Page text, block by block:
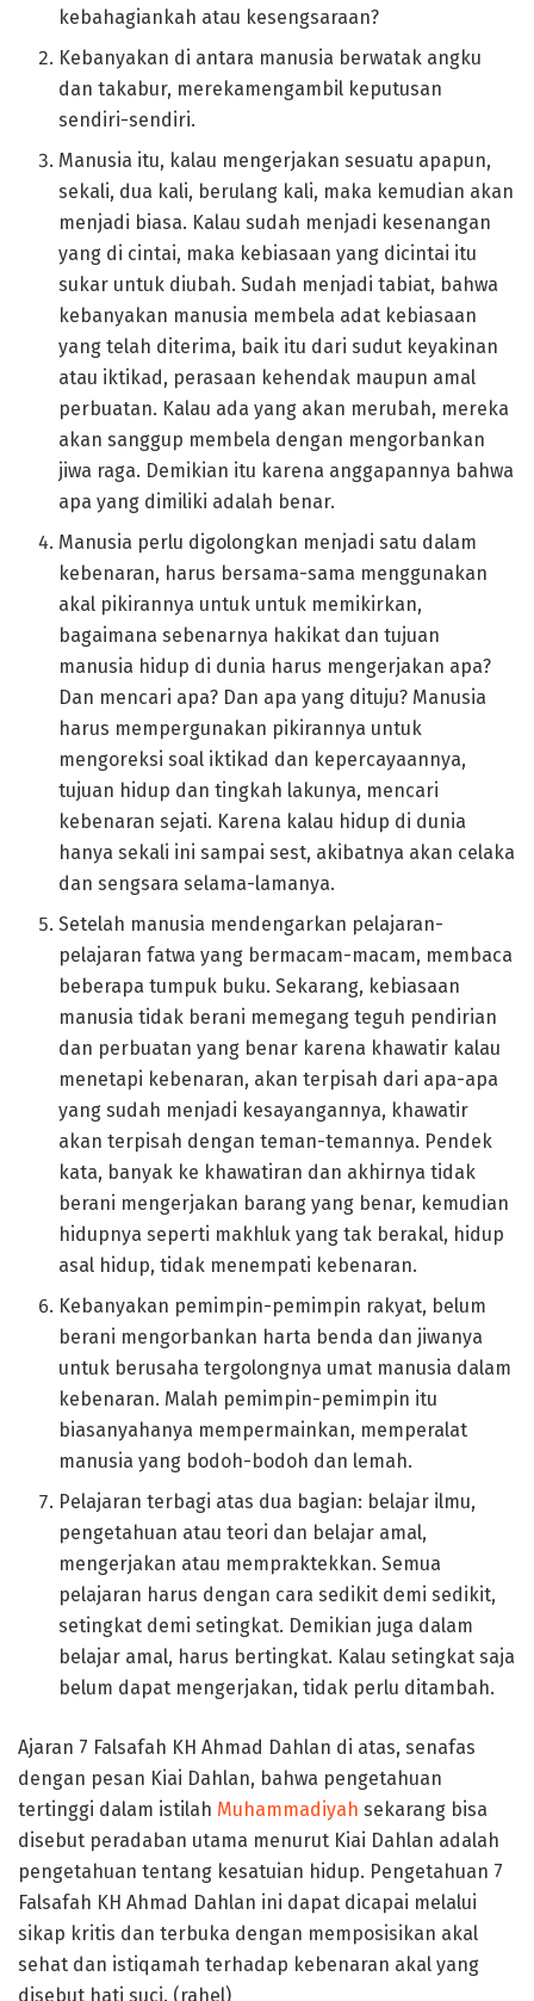
kebahagiankah atau kesengsaraan?
Kebanyakan di antara manusia berwatak angku
dan takabur, merekamengambil keputusan
sendiri-sendiri.
Manusia itu, kalau mengerjakan sesuatu apapun,
sekali, dua kali, berulang kali, maka kemudian akan
menjadi biasa. Kalau sudah menjadi kesenangan
yang di cintai, maka kebiasaan yang dicintai itu
sukar untuk diubah. Sudah menjadi tabiat, bahwa
kebanyakan manusia membela adat kebiasaan
yang telah diterima, baik itu dari sudut keyakinan
atau iktikad, perasaan kehendak maupun amal
perbuatan. Kalau ada yang akan merubah, mereka
akan sanggup membela dengan mengorbankan
jiwa raga. Demikian itu karena anggapannya bahwa
apa yang dimiliki adalah benar.
Manusia perlu digolongkan menjadi satu dalam
kebenaran, harus bersama-sama menggunakan
akal pikirannya untuk untuk memikirkan,
bagaimana sebenarnya hakikat dan tujuan
manusia hidup di dunia harus mengerjakan apa?
Dan mencari apa? Dan apa yang dituju? Manusia
harus mempergunakan pikirannya untuk
mengoreksi soal iktikad dan kepercayaannya,
tujuan hidup dan tingkah lakunya, mencari
kebenaran sejati. Karena kalau hidup di dunia
hanya sekali ini sampai sest, akibatnya akan celaka
dan sengsara selama-lamanya.
Setelah manusia mendengarkan pelajaran-
pelajaran fatwa yang bermacam-macam, membaca
beberapa tumpuk buku. Sekarang, kebiasaan
manusia tidak berani memegang teguh pendirian
dan perbuatan yang benar karena khawatir kalau
menetapi kebenaran, akan terpisah dari apa-apa
yang sudah menjadi kesayangannya, khawatir
akan terpisah dengan teman-temannya. Pendek
kata, banyak ke khawatiran dan akhirnya tidak
berani mengerjakan barang yang benar, kemudian
hidupnya seperti makhluk yang tak berakal, hidup
asal hidup, tidak menempati kebenaran.
Kebanyakan pemimpin-pemimpin rakyat, belum
berani mengorbankan harta benda dan jiwanya
untuk berusaha tergolongnya umat manusia dalam
kebenaran. Malah pemimpin-pemimpin itu
biasanyahanya mempermainkan, memperalat
manusia yang bodoh-bodoh dan lemah.
Pelajaran terbagi atas dua bagian: belajar ilmu,
pengetahuan atau teori dan belajar amal,
mengerjakan atau mempraktekkan. Semua
pelajaran harus dengan cara sedikit demi sedikit,
setingkat demi setingkat. Demikian juga dalam
belajar amal, harus bertingkat. Kalau setingkat saja
belum dapat mengerjakan, tidak perlu ditambah.
Ajaran 7 Falsafah KH Ahmad Dahlan di atas, senafas
dengan pesan Kiai Dahlan, bahwa pengetahuan
tertinggi dalam istilah Muhammadiyah sekarang bisa
disebut peradaban utama menurut Kiai Dahlan adalah
pengetahuan tentang kesatuian hidup. Pengetahuan 7
Falsafah KH Ahmad Dahlan ini dapat dicapai melalui
sikap kritis dan terbuka dengan memposisikan akal
sehat dan istiqamah terhadap kebenaran akal yang
disebut hati suci. (rahel)